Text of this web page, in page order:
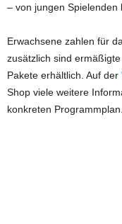
– von jungen Spielenden
Erwachsene zahlen für
zusätzlich sind
Pakete erhältlich. Auf der
Shop viele weitere
konkreten Programmplan.